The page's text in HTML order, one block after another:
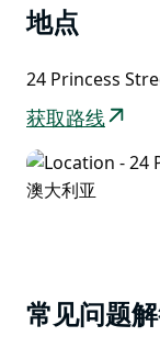
Mandarin Motel
地点
24 Princess
获取路线
常见问题